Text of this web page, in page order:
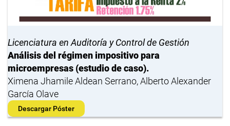
Licenciatura en Auditoría y Control de Gestión
Análisis del régimen impositivo para
microempresas (estudio de caso).
Ximena Jhamile Aldean Serrano, Alberto Alexander
García Olave
Descargar Póster